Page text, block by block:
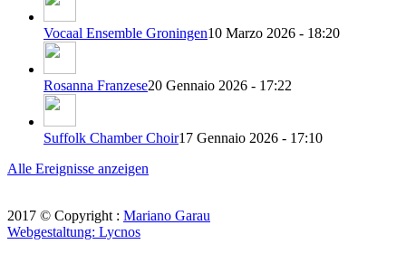
Vocaal Ensemble Groningen10 Marzo 2026 - 18:20
Rosanna Franzese20 Gennaio 2026 - 17:22
Suffolk Chamber Choir17 Gennaio 2026 - 17:10
Alle Ereignisse anzeigen
2017 © Copyright : Mariano Garau
Webgestaltung: Lycnos